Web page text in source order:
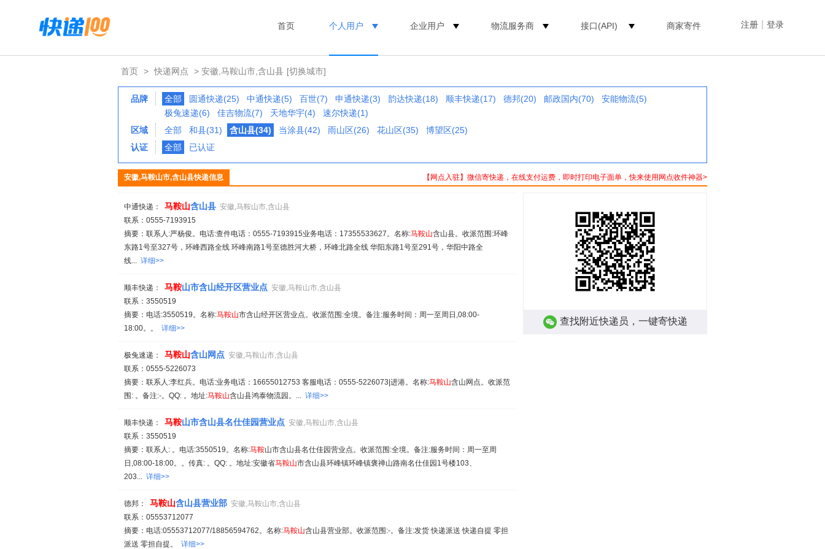
注册 登录
首页 个人用户 企业用户 物流服务商 接口(API) 商家寄件
首页 > 快递网点 > 安徽,马鞍山市,含山县 [切换城市]
品牌 全部 圆通快递(25) 中通快递(5) 百世(7) 申通快递(3) 韵达快递(18) 顺丰快递(17) 德邦(20) 邮政国内(70)
安能物流(5)
极兔速递(6)
佳吉物流(7) 天地华宇(4)
速尔快递(1)
区域
全部 和县(31) 含山县(34) 当涂县(42) 雨山区(26) 花山区(35)
博望区(25)
认证
全部 已认证
【网点入驻】微信寄快递，在线支付运费，即时打印电子面单，快来使用网点收件神器>
安徽,马鞍山市,含山县快递信息
中通快递： 马鞍山含山县 安徽,马鞍山市,含山县
联系：0555-7193915
摘要：联系人:严杨俊。电话:查件电话：0555-7193915业务电话：17355533627。名称:马鞍山含山县。收派范围:环峰
东路1号至327号，环峰西路全线 环峰南路1号至德胜河大桥，环峰北路全线 华阳东路1号至291号，华阳中路全
线... 详细>>
顺丰快递： 马鞍山市含山经开区营业点 安徽,马鞍山市,含山县
联系：3550519
摘要：电话:3550519。名称:马鞍山市含山经开区营业点。收派范围:全境。备注:服务时间：周一至周日,08:00-
18:00。。 详细>>
极兔速递： 马鞍山含山网点 安徽,马鞍山市,含山县
联系：0555-5226073
摘要：联系人:李红兵。电话:业务电话：16655012753 客服电话：0555-5226073|进港。名称:马鞍山含山网点。收派范
围: 。备注:-。QQ: 。地址:马鞍山含山县鸿泰物流园。... 详细>>
顺丰快递： 马鞍山市含山县名仕佳园营业点 安徽,马鞍山市,含山县
联系：3550519
摘要：联系人: 。电话:3550519。名称:马鞍山市含山县名仕佳园营业点。收派范围:全境。备注:服务时间：周一至周
日,08:00-18:00。。传真: 。QQ: 。地址:安徽省马鞍山市含山县环峰镇环峰镇褒禅山路南名仕佳园1号楼103、
203... 详细>>
德邦： 马鞍山含山县营业部 安徽,马鞍山市,含山县
联系：05553712077
摘要：电话:05553712077/18856594762。名称:马鞍山含山县营业部。收派范围:-。备注:发货 快递派送 快递自提 零担
派送 零担自提。 详细>>
查找附近快递员，一键寄快递